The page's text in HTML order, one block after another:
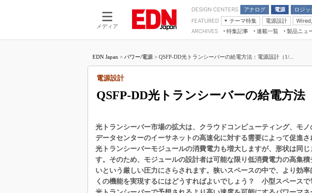
メディア
DESIGN CENTERS アナログ
電源
モーター
ロジッ
LSI
受動部品
FEATURED
テーマ特集
エレクトロニクス入門
医療エレ（EE Times Japan）
製品解剖（EE Times Japan）
電源設計
モーター入門マイコン講座 計
ARCHIVES 特集記事
連載一覧
マイクロプロセッサ懐古録
たった2つの式で始めるDC/DCコン
Wired, Weird
マイコン講座
Q&Aで学ぶマイコン講座
高速シリアル伝送技術講座
製品ニュ
電子ブックレット
EDN Japan > パワー/電源 > QSFP-DD光トランシーバーの給電方法：電源設計（1/...
QSFP-DD光トランシーバーの給電方法
電源設計
光トランシーバー市場の拡大は、クラウドコンピューティング、モ
データセンターのイーサネットの高速化に対する需要によって促進
光トランシーバーモジュールの消費電力も増大しますが、形状は同
す。そのため、モジュールの設計者は可能な限り低消費電力の高集
いという厳しい圧力にさらされます。狭いスペースの中で、より効
くの機能を実現するにはどうすればよいでしょう？ 小型スペース